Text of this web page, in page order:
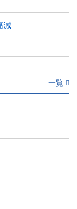
減
一覧